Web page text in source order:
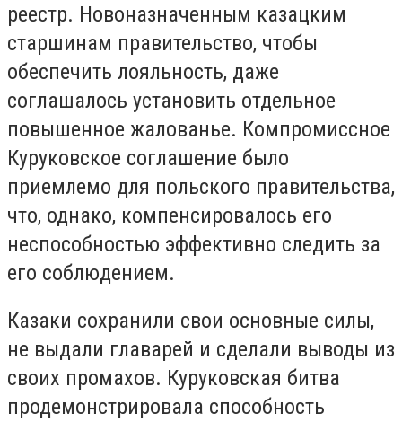
реестр. Новоназначенным казацким
старшинам правительство, чтобы
обеспечить лояльность, даже
соглашалось установить отдельное
повышенное жалованье. Компромиссное
Куруковское соглашение было
приемлемо для польского правительства,
что, однако, компенсировалось его
неспособностью эффективно следить за
его соблюдением.
Казаки сохранили свои основные силы,
не выдали главарей и сделали выводы из
своих промахов. Куруковская битва
продемонстрировала способность